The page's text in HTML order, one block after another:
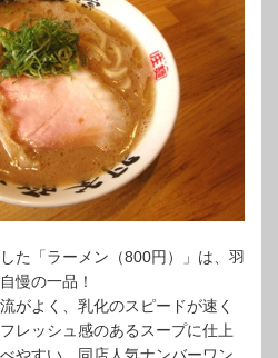
た「ラーメン（800円）」は、羽
慢の一品！
がよく、乳化のスピードが速く
レッシュ感のあるスープに仕上